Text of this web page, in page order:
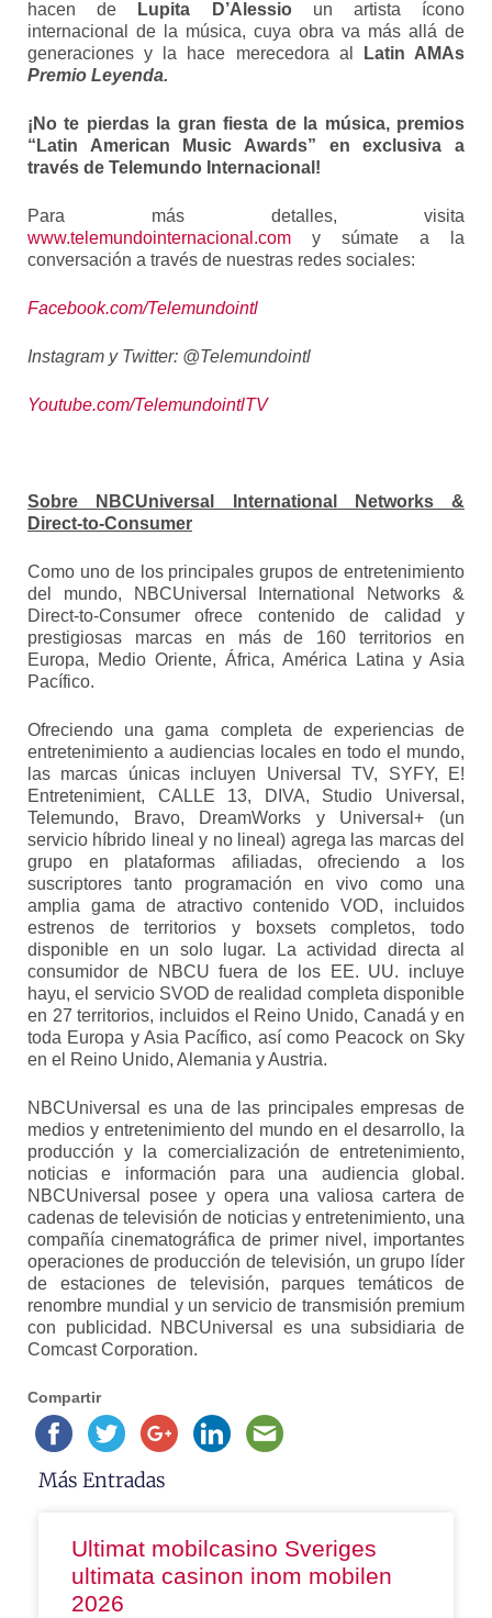
hacen de Lupita D’Alessioun artista ícono
internacional de la música, cuya obra va más allá de
generaciones y la hace merecedora al
Latin AMAs
Premio Leyenda.
¡No te pierdas la gran fiesta de la música, premios
“ Latin American Music Awards” en exclusiva a
través de Telemundo Internacional!
Para más detalles, visita
www.telemundointernacional.com y súmate a la
conversación a través de nuestras redes sociales:
Facebook.com/Telemundointl
Instagram y Twitter: @Telemundointl
Youtube.com/TelemundointlTV
Sobre NBCUniversal International Networks &
Direct-to-Consumer
Como uno de los principales grupos de entretenimiento
del mundo, NBCUniversal International Networks &
Direct-to-Consumer ofrece contenido de calidad y
prestigiosas marcas en más de 160 territorios en
Europa, Medio Oriente, África, América Latina y Asia
Pacífico.
Ofreciendo una gama completa de experiencias de
entretenimiento a audiencias locales en todo el mundo,
las marcas únicas incluyen Universal TV, SYFY, E!
Entretenimient, CALLE 13, DIVA, Studio Universal,
Telemundo, Bravo, DreamWorks y Universal+ (un
servicio híbrido lineal y no lineal) agrega las marcas del
grupo en plataformas afiliadas, ofreciendo a los
suscriptores tanto programación en vivo como una
amplia gama de atractivo contenido VOD, incluidos
estrenos de territorios y boxsets completos, todo
disponible en un solo lugar. La actividad directa al
consumidor de NBCU fuera de los EE. UU. incluye
hayu, el servicio SVOD de realidad completa disponible
en 27 territorios, incluidos el Reino Unido, Canadá y en
toda Europa y Asia Pacífico, así como Peacock on Sky
en el Reino Unido, Alemania y Austria.
NBCUniversal es una de las principales empresas de
medios y entretenimiento del mundo en el desarrollo, la
producción y la comercialización de entretenimiento,
noticias e información para una audiencia global.
NBCUniversal posee y opera una valiosa cartera de
cadenas de televisión de noticias y entretenimiento, una
compañía cinematográfica de primer nivel, importantes
operaciones de producción de televisión, un grupo líder
de estaciones de televisión, parques temáticos de
renombre mundial y un servicio de transmisión premium
con publicidad. NBCUniversal es una subsidiaria de
Comcast Corporation.
Compartir
Más Entradas
Ultimat mobilcasino Sveriges
ultimata casinon inom mobilen
2026